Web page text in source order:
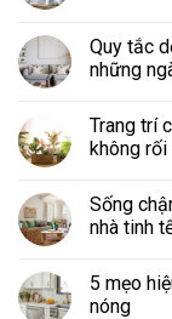
Quy tắc
những
Trang trí
không
Sống
nhà tinh
5 mẹo
nóng